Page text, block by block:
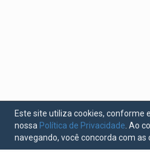
Este site utiliza cookies, conforme
nossa Política de Privacidade . Ao
navegando, você concorda com as